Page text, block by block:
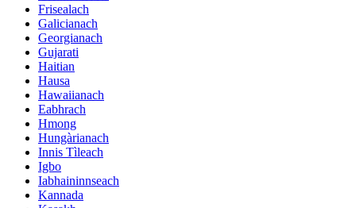
Frisealach
Galicianach
Georgianach
Gujarati
Haitian
Hausa
Hawaiianach
Eabhrach
Hmong
Hungàrianach
Innis Tìleach
Igbo
Iabhaininnseach
Kannada